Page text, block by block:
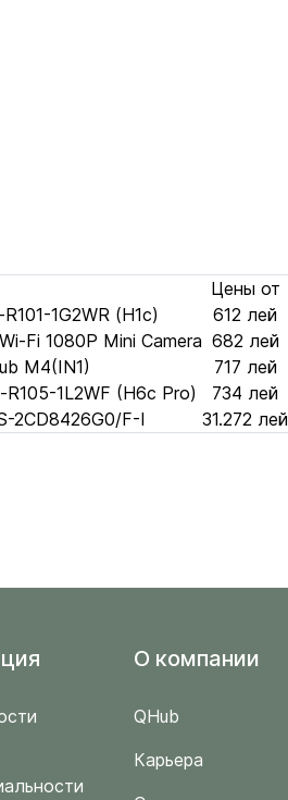
Цены от
1G2WR (H1c)
612 лей
Fi 1080P Mini Camera 682 лей
M4(IN1)
717 лей
1L2WF (H6c Pro)
734 лей
2CD8426G0/F-I
31.272 лей
O компании
QHub
Карьера